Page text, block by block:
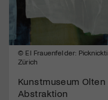
© El Frauenfelder:
Zürich
Kunstmuseum
Abstraktion
Mach mit: «Be Part of
Engagiere dich als
Kulturinstitution und